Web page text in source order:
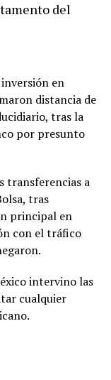
del
inversión en
distancia de
tras la
por presunto
transferencias a
tras
principal en
con el tráfico
intervino las
cualquier